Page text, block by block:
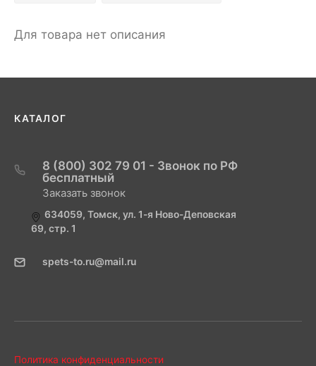
Для товара нет описания
КАТАЛОГ
8 (800) 302 79 01 - Звонок по РФ
бесплатный
Заказать звонок
634059, Томск, ул. 1-я Ново-Деповская
69, стр. 1
spets-to.ru@mail.ru
Политика конфиденциальности